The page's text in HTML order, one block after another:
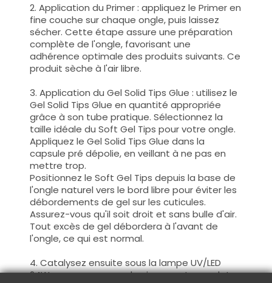
2. Application du Primer : appliquez le Primer en
fine couche sur chaque ongle, puis laissez
sécher. Cette étape assure une préparation
complète de l'ongle, favorisant une
adhérence optimale des produits suivants. Ce
produit sèche à l'air libre.
3. Application du Gel Solid Tips Glue : utilisez le
Gel Solid Tips Glue en quantité appropriée
grâce à son tube pratique. Sélectionnez la
taille idéale du Soft Gel Tips pour votre ongle.
Appliquez le Gel Solid Tips Glue dans la
capsule pré dépolie, en veillant à ne pas en
mettre trop.
Positionnez le Soft Gel Tips depuis la base de
l'ongle naturel vers le bord libre pour éviter les
débordements de gel sur les cuticules.
Assurez-vous qu'il soit droit et sans bulle d'air.
Tout excès de gel débordera à l'avant de
l'ongle, ce qui est normal.
4. Catalysez ensuite sous la lampe UV/LED
24W. pour assurer un durcissement complet.